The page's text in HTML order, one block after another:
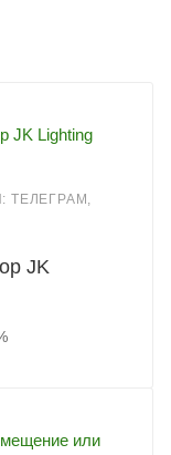
ТЕЛЕГРАМ,
JK